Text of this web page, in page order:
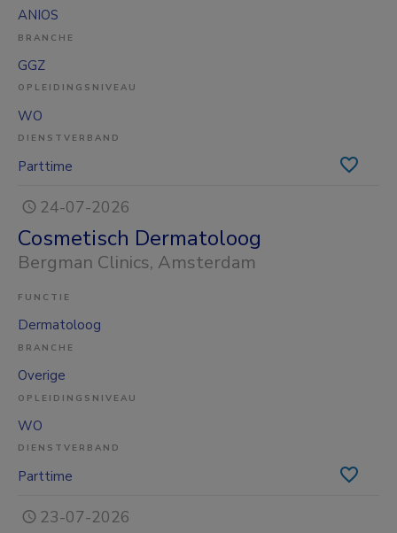
ANIOS
BRANCHE
GGZ
OPLEIDINGSNIVEAU
WO
DIENSTVERBAND
Parttime
24-07-2026
Cosmetisch Dermatoloog
Bergman Clinics, Amsterdam
FUNCTIE
Dermatoloog
BRANCHE
Overige
OPLEIDINGSNIVEAU
WO
DIENSTVERBAND
Parttime
23-07-2026